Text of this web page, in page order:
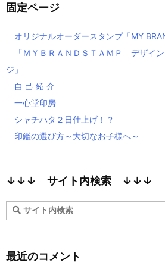
固定ページ
オリジナルオーダースタンプ「MY
「ＭＹＢＲＡＮＤＳＴＡＭＰ デザ
ジ」
自 己 紹 介
一心堂印房
シャチハタ２日仕上げ！？
印鑑の選び方～大切なお子様へ～
↓↓↓ サイト内検索 ↓↓↓
最近のコメント